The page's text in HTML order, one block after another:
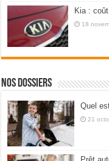
Kia : coût
18
Nos dossiers
Quel
21